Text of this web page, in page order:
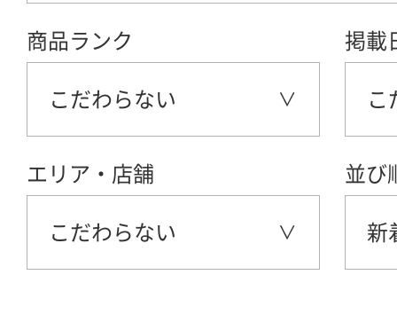
商品ランク
こだわらない
掲載
こ
エリア・店舗
こだわらない
並び
新